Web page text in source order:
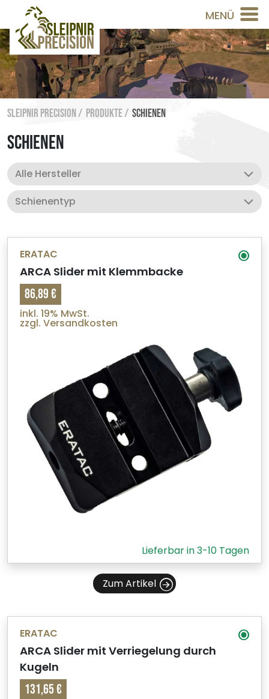
MENÜ
Sleipnir Precision / Produkte / Schienen
SCHIENEN
ERATAC
ARCA Slider mit Klemmbacke
86,89 €
inkl. 19% MwSt.
zzgl. Versandkosten
Lieferbar in 3-10 Tagen
Zum Artikel
ERATAC
ARCA Slider mit Verriegelung durch
Kugeln
131,65 €